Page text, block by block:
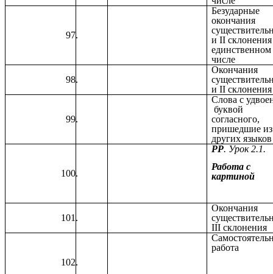
Безударные
окончания
и II
единственном
числе
Окончания
и II склонения
Слова с
буквой
согласного,
пришедшие из
других языков
РР. Урок 2.1.
Работа с
картиной
Окончания
III склонения
работа